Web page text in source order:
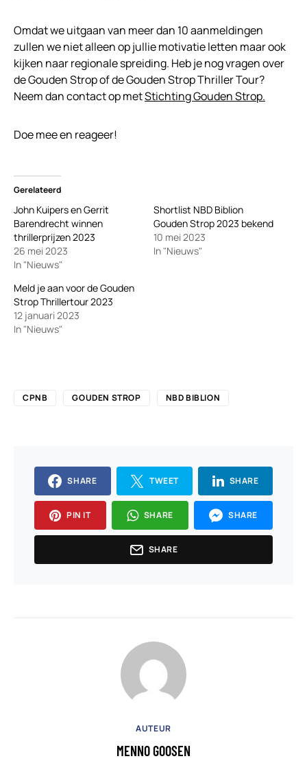
Omdat we uitgaan van meer dan 10 aanmeldingen
zullen we niet alleen op jullie motivatie letten maar ook
kijken naar regionale spreiding. Heb je nog vragen over
de Gouden Strop of de Gouden Strop Thriller Tour?
Neem dan contact op metStichting Gouden Strop.
Doe mee en reageer!
Gerelateerd
John Kuipers en Gerrit
Barendrecht winnen
thrillerprijzen 2023
26 mei 2023
In "Nieuws"
Shortlist NBD Biblion
Gouden Strop 2023 bekend
10 mei 2023
In "Nieuws"
Meld je aan voor de Gouden
Strop Thrillertour 2023
12 januari 2023
In "Nieuws"
CPNB GOUDEN STROP NBD BIBLION
SHARE TWEET SHARE
PIN IT SHARE SHARE
SHARE
AUTEUR
MENNO GOOSEN